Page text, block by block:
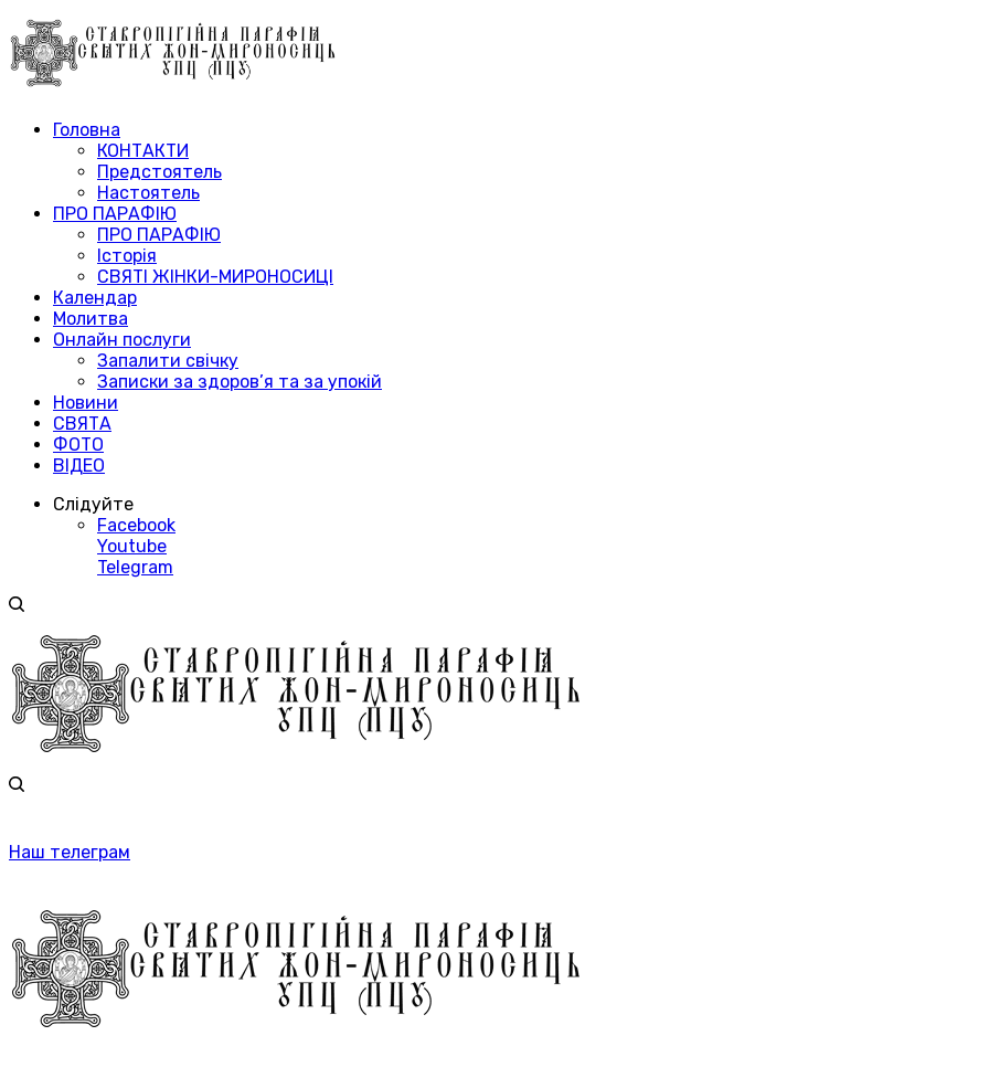
Головна
КОНТАКТИ
Предстоятель
Настоятель
ПРО ПАРАФІЮ
ПРО ПАРАФІЮ
Історія
СВЯТІ ЖІНКИ-МИРОНОСИЦІ
Календар
Молитва
Онлайн послуги
Запалити свічку
Записки за здоров’я та за упокій
Новини
СВЯТА
ФОТО
ВІДЕО
Слідуйте
Facebook
Youtube
Telegram
Наш телеграм